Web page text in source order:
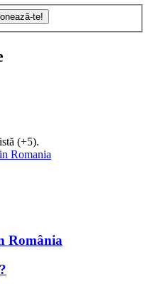
(+5).
România